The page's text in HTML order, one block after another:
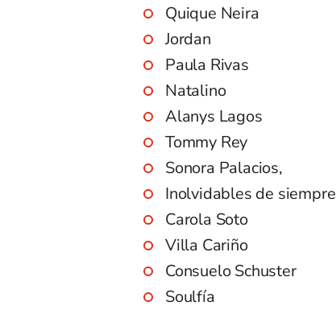
Quique Neira
Jordan
Paula Rivas
Natalino
Alanys Lagos
Tommy Rey
Sonora Palacios,
Inolvidables de siempre
Carola Soto
Villa Cariño
Consuelo Schuster
Soulfía